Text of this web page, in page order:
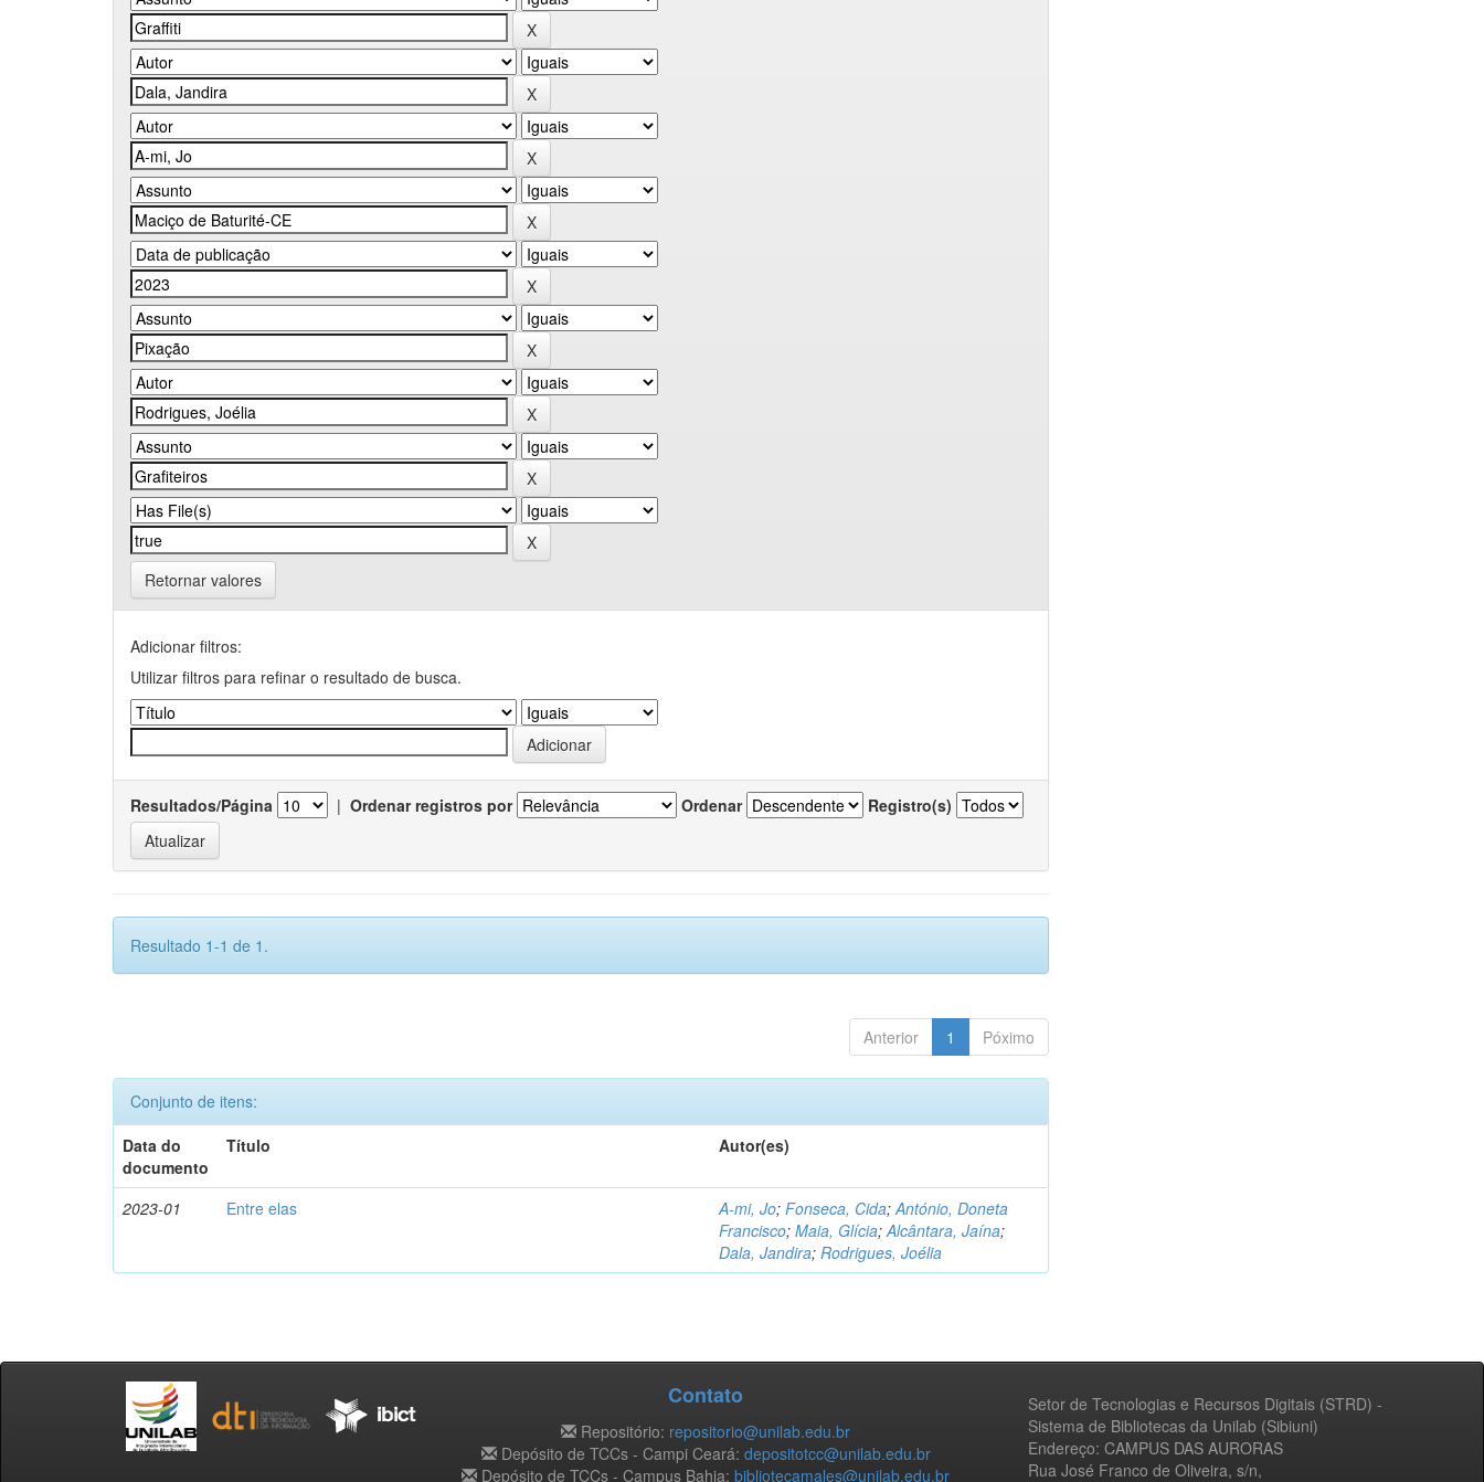
Retornar valores
Adicionar filtros:
Utilizar filtros para refinar o resultado de busca.
Resultados/Página | Ordenar registros por Ordenar Registro(s)
Resultado 1-1 de 1.
Anterior 1 Póximo
Conjunto de itens:
Data do
documento
Título Autor(es)
2023-01 Entre elas A-mi, Jo;Fonseca, Cida;António, Doneta
Francisco;Maia, Glícia;Alcântara, Jaína;
Dala, Jandira;Rodrigues, Joélia
Setor de Tecnologias e Recursos Digitais (STRD) -
Sistema de Bibliotecas da Unilab (Sibiuni)
Endereço: CAMPUS DAS AURORAS
Rua José Franco de Oliveira, s/n,
Contato
Repositório: repositorio@unilab.edu.br
Depósito de TCCs - Campi Ceará: depositotcc@unilab.edu.br
Depósito de TCCs - Campus Bahia: bibliotecamales@unilab.edu.br